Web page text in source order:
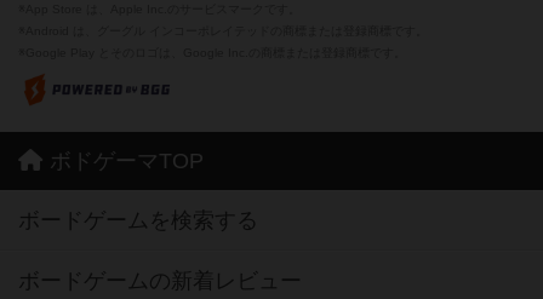
ボドゲーマTOP
ボードゲームを検索する
ボードゲームの新着レビュー